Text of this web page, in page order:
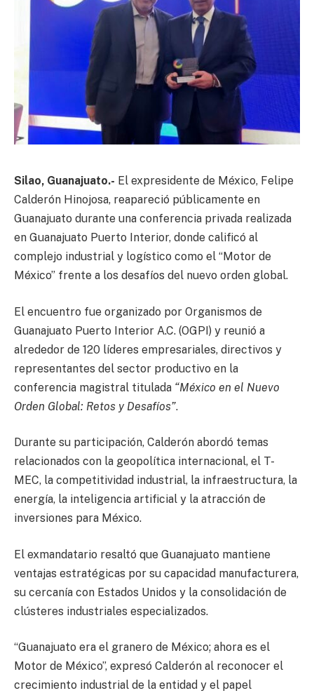
Silao, Guanajuato.- El expresidente de México, Felipe
Calderón Hinojosa, reapareció públicamente en
Guanajuato durante una conferencia privada realizada
en Guanajuato Puerto Interior, donde calificó al
complejo industrial y logístico como el “Motor de
México” frente a los desafíos del nuevo orden global.
El encuentro fue organizado por Organismos de
Guanajuato Puerto Interior A.C. (OGPI) y reunió a
alrededor de 120 líderes empresariales, directivos y
representantes del sector productivo en la
conferencia magistral titulada “México en el Nuevo
Orden Global: Retos y Desafíos”.
Durante su participación, Calderón abordó temas
relacionados con la geopolítica internacional, el T-
MEC, la competitividad industrial, la infraestructura, la
energía, la inteligencia artificial y la atracción de
inversiones para México.
El exmandatario resaltó que Guanajuato mantiene
ventajas estratégicas por su capacidad manufacturera,
su cercanía con Estados Unidos y la consolidación de
clústeres industriales especializados.
“Guanajuato era el granero de México; ahora es el
Motor de México”, expresó Calderón al reconocer el
crecimiento industrial de la entidad y el papel